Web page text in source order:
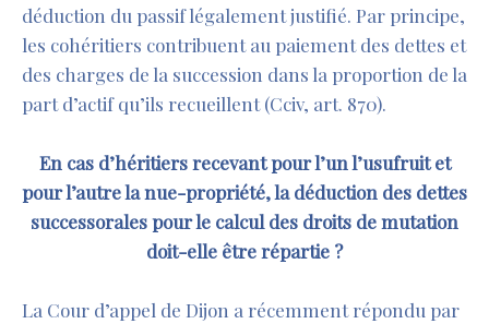
déduction du passif légalement justifié. Par principe,
les cohéritiers contribuent au paiement des dettes et
des charges de la succession dans la proportion de la
part d’actif qu’ils recueillent (Cciv, art. 870).
En cas d’héritiers recevant pour l’un l’usufruit et
pour l’autre la nue-propriété, la déduction des dettes
successorales pour le calcul des droits de mutation
doit-elle être répartie ?
La Cour d’appel de Dijon a récemment répondu par